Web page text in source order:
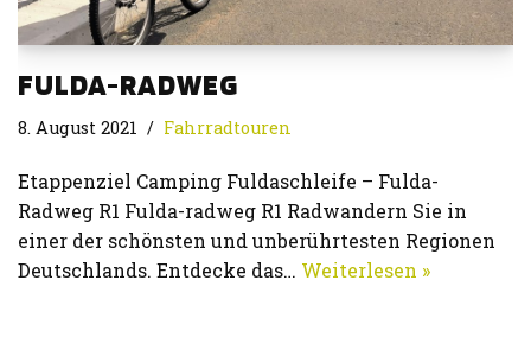
FULDA-RADWEG
8. August 2021 Fahrradtouren
Etappenziel Camping Fuldaschleife – Fulda-
Radweg R1 Fulda-radweg R1 Radwandern Sie in
einer der schönsten und unberührtesten Regionen
Deutschlands. Entdecke das… Weiterlesen »